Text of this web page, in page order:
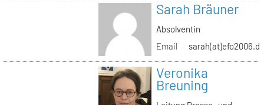
Sarah Bräuner
Absolventin
Email
Veronika
Breuning